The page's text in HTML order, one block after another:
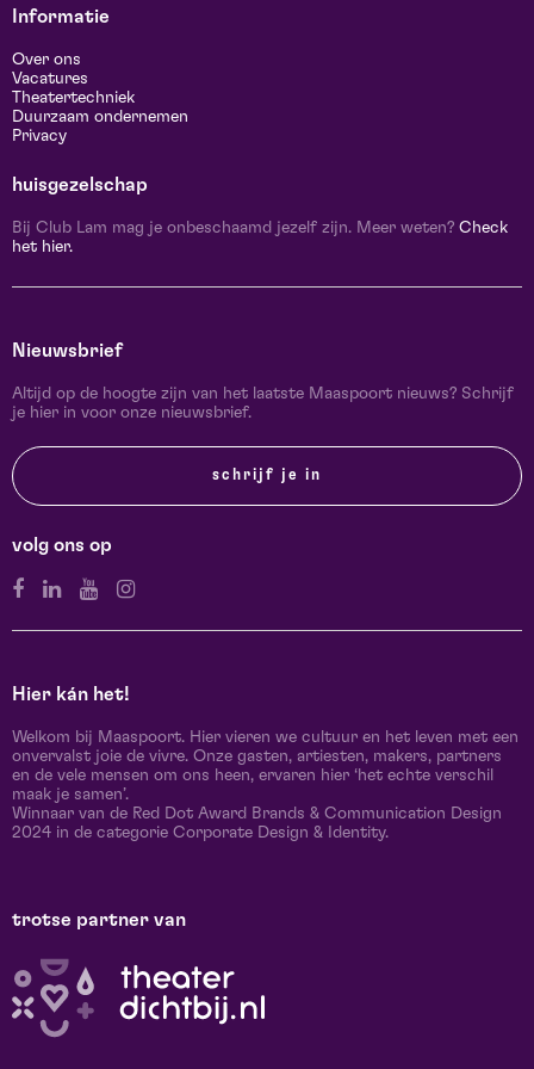
Informatie
Over ons
Vacatures
Theatertechniek
Duurzaam ondernemen
Privacy
huisgezelschap
Bij Club Lam mag je onbeschaamd jezelf zijn. Meer weten? Check
het hier.
Nieuwsbrief
Altijd op de hoogte zijn van het laatste Maaspoort nieuws? Schrijf
je hier in voor onze nieuwsbrief.
schrijf je in
volg ons op
Hier kán het!
Welkom bij Maaspoort. Hier vieren we cultuur en het leven met een
onvervalst joie de vivre. Onze gasten, artiesten, makers, partners
en de vele mensen om ons heen, ervaren hier ‘het echte verschil
maak je samen’.
Winnaar van de Red Dot Award Brands & Communication Design
2024 in de categorie Corporate Design & Identity.
trotse partner van